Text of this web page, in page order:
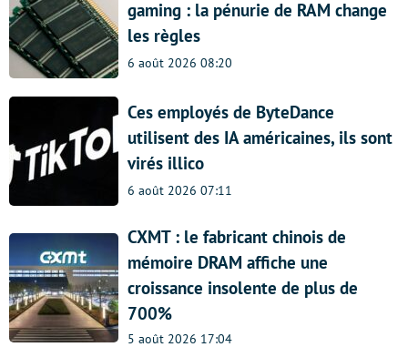
gaming : la pénurie de RAM change
les règles
6 août 2026 08:20
Ces employés de ByteDance
utilisent des IA américaines, ils sont
virés illico
6 août 2026 07:11
CXMT : le fabricant chinois de
mémoire DRAM affiche une
croissance insolente de plus de
700%
5 août 2026 17:04